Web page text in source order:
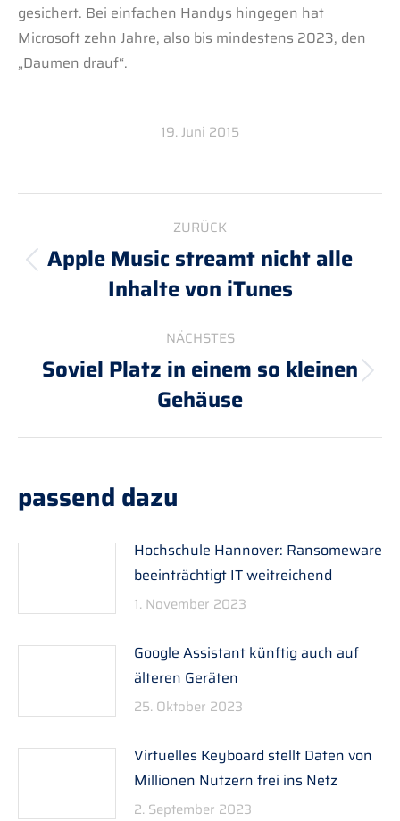
gesichert. Bei einfachen Handys hingegen hat
Microsoft zehn Jahre, also bis mindestens 2023, den
„Daumen drauf“.
19. Juni 2015
Kommentarnavigation
ZURÜCK
Vorheriger
Beitrag:
Apple Music streamt nicht alle
Inhalte von iTunes
NÄCHSTES
Nächster
Beitrag:
Soviel Platz in einem so kleinen
Gehäuse
passend dazu
Hochschule Hannover: Ransomeware
beeinträchtigt IT weitreichend
1. November 2023
Google Assistant künftig auch auf
älteren Geräten
25. Oktober 2023
Virtuelles Keyboard stellt Daten von
Millionen Nutzern frei ins Netz
2. September 2023